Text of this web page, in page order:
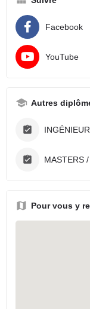
Facebook
YouTube
Autres
MASTERS
Pour vous y